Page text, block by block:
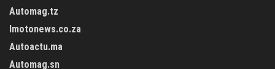
Automag.tz
Imotonews.co.za
Autoactu.ma
Automag.sn